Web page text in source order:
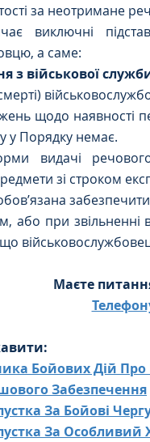
за неотримане
виключні
а саме:
з військової
щодо наявності
у Порядку немає.
видачі
зі строком
або при звільненні
Маєте
Бойових Дій Про
Забезпечення
За Бойові
За Особливий